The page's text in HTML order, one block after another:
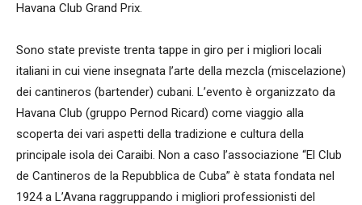
Havana Club Grand Prix.
Sono state previste trenta tappe in giro per i migliori locali
italiani in cui viene insegnata l’arte della mezcla (miscelazione)
dei cantineros (bartender) cubani. L’evento è organizzato da
Havana Club (gruppo Pernod Ricard) come viaggio alla
scoperta dei vari aspetti della tradizione e cultura della
principale isola dei Caraibi. Non a caso l’associazione “El Club
de Cantineros de la Repubblica de Cuba” è stata fondata nel
1924 a L’Avana raggruppando i migliori professionisti del